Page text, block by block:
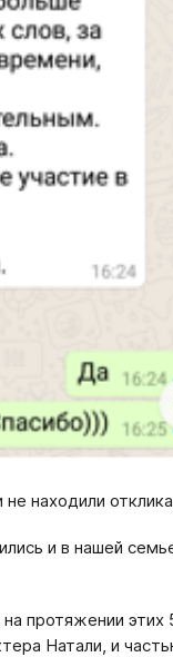
находили
и в нашей
протяжении этих
Натали, и